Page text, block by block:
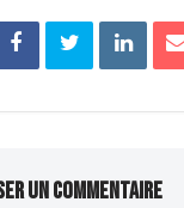
un commentaire